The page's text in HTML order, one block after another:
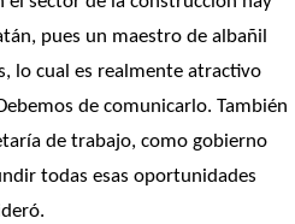
pues un maestro de albañil
lo cual es realmente atractivo
de comunicarlo. También
de trabajo, como gobierno
todas esas oportunidades